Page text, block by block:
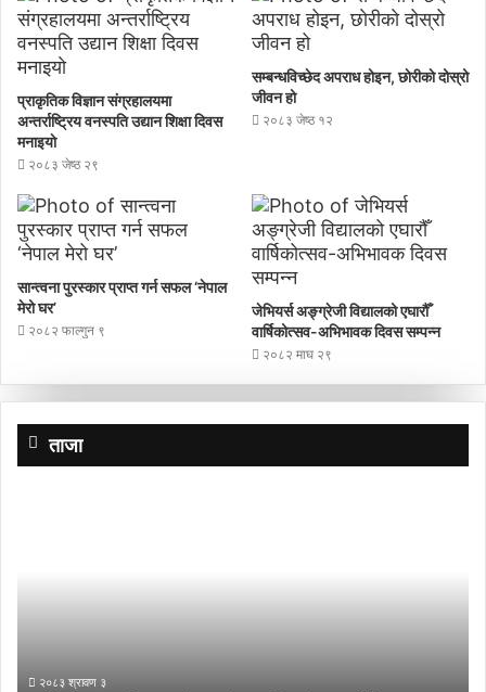
प्राकृतिक विज्ञान संग्रहालयमा
अन्तर्राष्ट्रिय वनस्पति उद्यान शिक्षा दिवस
मनाइयाे
२०८३ जेष्ठ २९
सम्बन्धविच्छेद अपराध होइन, छाेरीकाे दोस्रो
जीवन हो
२०८३ जेष्ठ १२
सान्त्वना पुरस्कार प्राप्त गर्न सफल ‘नेपाल
मेरो घर’
२०८२ फाल्गुन ९
जेभियर्स अङ्ग्रेजी विद्यालको एघारौँ
वार्षिकोत्सव-अभिभावक दिवस सम्पन्न
२०८२ माघ २९
ताजा
२०८३ श्रावण ३